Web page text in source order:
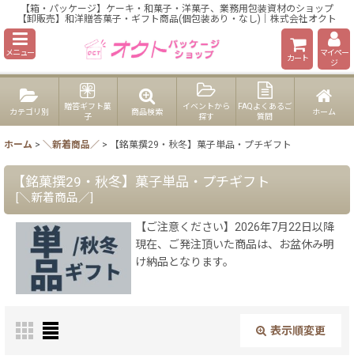
【箱・パッケージ】ケーキ・和菓子・洋菓子、業務用包装資材のショップ
【卸販売】和洋贈答菓子・ギフト商品(個包装あり・なし)｜株式会社オクト
メニュー
カート
マイペー
ジ
カテゴリ別
贈答ギフト菓
子
商品検索
イベントから
探す
FAQよくあるご
質問
ホーム
ホーム > ＼新着商品／ > 【銘菓撰29・秋冬】菓子単品・プチギフト
【銘菓撰29・秋冬】菓子単品・プチギフト
[＼新着商品／]
【ご注意ください】2026年7月22日以降
現在、ご発注頂いた商品は、お盆休み明
け納品となります。
表示順変更